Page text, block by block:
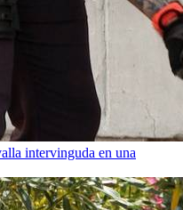
intervinguda en una